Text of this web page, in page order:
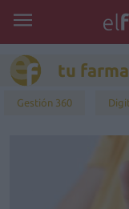
tu
Gestión 360